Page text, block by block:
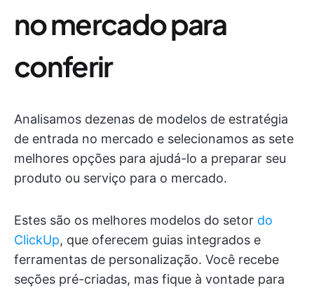
no mercado para
conferir
Analisamos dezenas de modelos de estratégia
de entrada no mercado e selecionamos as sete
melhores opções para ajudá-lo a preparar seu
produto ou serviço para o mercado.
Estes são os melhores modelos do setor do
ClickUp, que oferecem guias integrados e
ferramentas de personalização. Você recebe
seções pré-criadas, mas fique à vontade para